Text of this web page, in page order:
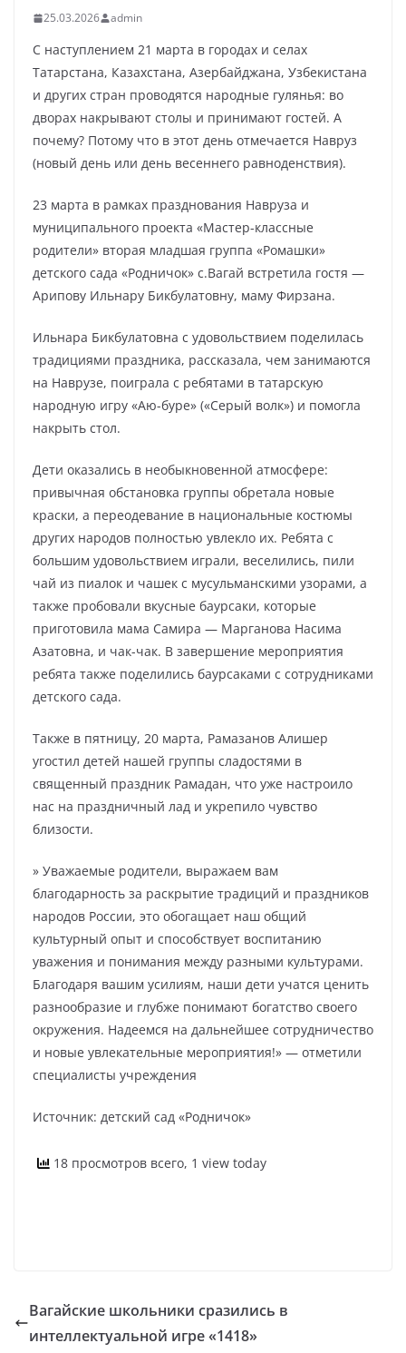
25.03.2026 admin
С наступлением 21 марта в городах и селах
Татарстана, Казахстана, Азербайджана, Узбекистана
и других стран проводятся народные гулянья: во
дворах накрывают столы и принимают гостей. А
почему? Потому что в этот день отмечается Навруз
(новый день или день весеннего равноденствия).
23 марта в рамках празднования Навруза и
муниципального проекта «Мастер-классные
родители» вторая младшая группа «Ромашки»
детского сада «Родничок» с.Вагай встретила гостя —
Арипову Ильнару Бикбулатовну, маму Фирзана.
Ильнара Бикбулатовна с удовольствием поделилась
традициями праздника, рассказала, чем занимаются
на Наврузе, поиграла с ребятами в татарскую
народную игру «Аю-буре» («Серый волк») и помогла
накрыть стол.
Дети оказались в необыкновенной атмосфере:
привычная обстановка группы обретала новые
краски, а переодевание в национальные костюмы
других народов полностью увлекло их. Ребята с
большим удовольствием играли, веселились, пили
чай из пиалок и чашек с мусульманскими узорами, а
также пробовали вкусные баурсаки, которые
приготовила мама Самира — Марганова Насима
Азатовна, и чак-чак. В завершение мероприятия
ребята также поделились баурсаками с сотрудниками
детского сада.
Также в пятницу, 20 марта, Рамазанов Алишер
угостил детей нашей группы сладостями в
священный праздник Рамадан, что уже настроило
нас на праздничный лад и укрепило чувство
близости.
» Уважаемые родители, выражаем вам
благодарность за раскрытие традиций и праздников
народов России, это обогащает наш общий
культурный опыт и способствует воспитанию
уважения и понимания между разными культурами.
Благодаря вашим усилиям, наши дети учатся ценить
разнообразие и глубже понимают богатство своего
окружения. Надеемся на дальнейшее сотрудничество
и новые увлекательные мероприятия!» — отметили
специалисты учреждения
Источник: детский сад «Родничок»
18 просмотров всего, 1 view today
Вагайские школьники сразились в
интеллектуальной игре «1418»